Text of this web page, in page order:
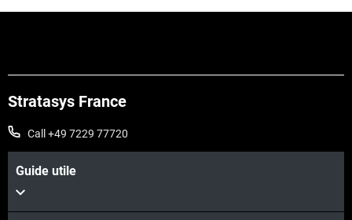
Stratasys France
Call +49 7229 77720
Guide utile